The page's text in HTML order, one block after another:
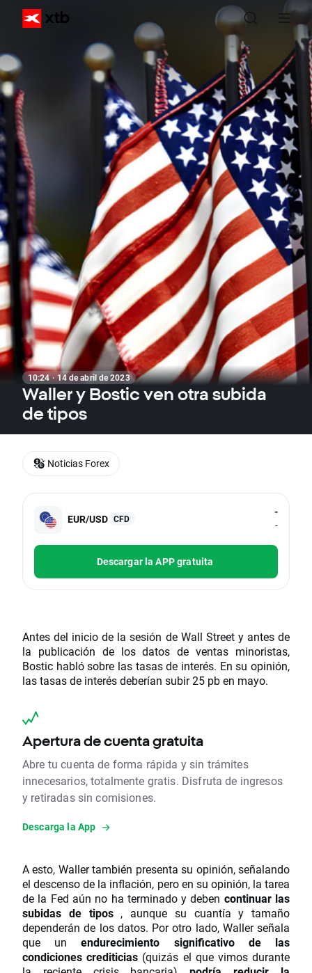
10:24 · 14 de abril de 2023
Waller y Bostic ven otra subida
de tipos
EUR/USD CFD
-
-
Descargar la APP gratuita
Antes del inicio de la sesión de Wall Street y antes de
la publicación de los datos de ventas minoristas,
Bostic habló sobre las tasas de interés. En su opinión,
las tasas de interés deberían subir 25 pb en mayo.
Apertura de cuenta gratuita
Abre tu cuenta de forma rápida y sin trámites
innecesarios, totalmente gratis. Disfruta de ingresos
y retiradas sin comisiones.
Descarga la App
A esto, Waller también presenta su opinión, señalando
el descenso de la inflación, pero en su opinión, la tarea
de la Fed aún no ha terminado y deben continuar las
subidas de tipos, aunque su cuantía y tamaño
dependerán de los datos. Por otro lado, Waller señala
que unendurecimiento significativo de las
condiciones crediticias (quizás el que vimos durante
Noticias Forex